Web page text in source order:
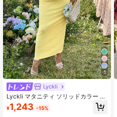
4.73 981 フォロワー
4.73 981 フォロワー
4.73
981 フォロワー
5
Lyckli
Lyckli マタニティ ソリッドカラー ミ
ニマリスト ノースリーブ カジュアル
ドレス
¥1,243 -15%